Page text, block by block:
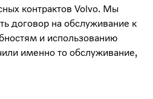
контрактов Volvo. Мы
договор на обслуживание к
и использованию
именно то обслуживание,